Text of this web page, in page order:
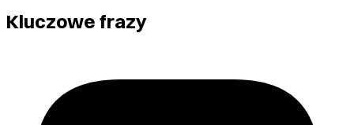
Kluczowe frazy